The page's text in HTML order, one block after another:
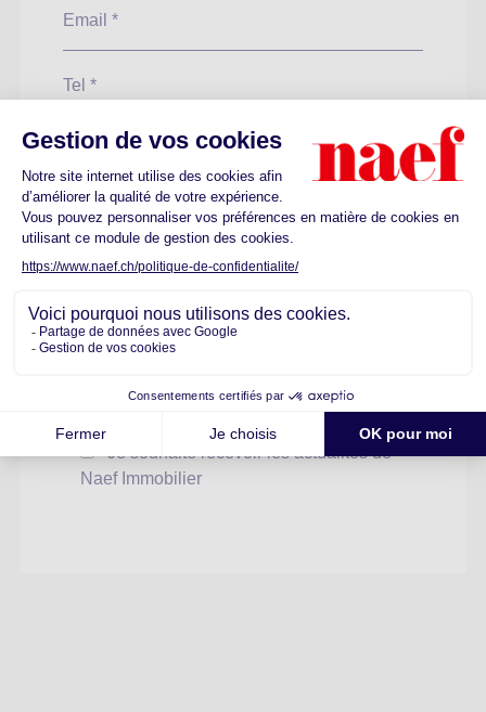
Email *
Tel *
Message *
Veuillez laisser ce champ vide.
* J'accepte les conditionsconcernant le
Je souhaite recevoir les actualités de
Naef Immobilier